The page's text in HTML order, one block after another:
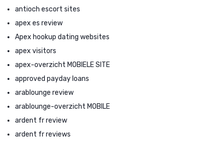
antioch escort sites
apex es review
Apex hookup dating websites
apex visitors
apex-overzicht MOBIELE SITE
approved payday loans
arablounge review
arablounge-overzicht MOBILE
ardent fr review
ardent fr reviews